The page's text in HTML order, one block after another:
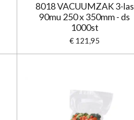
8018 VACUUMZAK 3-las
90mu 250 x 350mm - ds
1000st
€ 121,95